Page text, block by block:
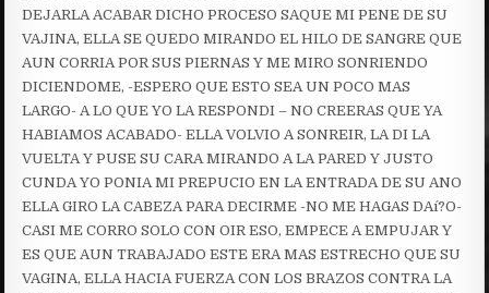
DEJARLA ACABAR DICHO PROCESO SAQUE MI PENE DE SU
VAJINA, ELLA SE QUEDO MIRANDO EL HILO DE SANGRE QUE
AUN CORRIA POR SUS PIERNAS Y ME MIRO SONRIENDO
DICIENDOME, -ESPERO QUE ESTO SEA UN POCO MAS
LARGO- A LO QUE YO LA RESPONDI – NO CREERAS QUE YA
HABIAMOS ACABADO- ELLA VOLVIO A SONREIR, LA DI LA
VUELTA Y PUSE SU CARA MIRANDO A LA PARED Y JUSTO
CUNDA YO PONIA MI PREPUCIO EN LA ENTRADA DE SU ANO
ELLA GIRO LA CABEZA PARA DECIRME -NO ME HAGAS DAí?O-
CASI ME CORRO SOLO CON OIR ESO, EMPECE A EMPUJAR Y
ES QUE AUN TRABAJADO ESTE ERA MAS ESTRECHO QUE SU
VAGINA, ELLA HACIA FUERZA CON LOS BRAZOS CONTRA LA